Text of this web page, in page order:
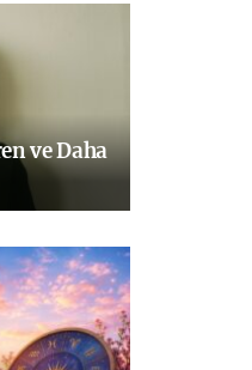
ve Daha